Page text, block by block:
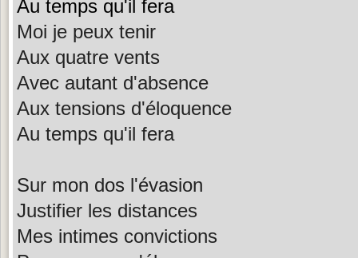
Au temps qu'il fera
Moi je peux tenir
Aux quatre vents
Avec autant d'absence
Aux tensions d'éloquence
Au temps qu'il fera
Sur mon dos l'évasion
Justifier les distances
Mes intimes convictions